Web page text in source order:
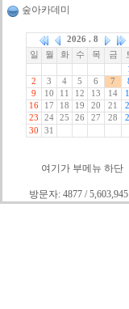
숲아카데미
여기가 부메뉴 하단
방문자: 4877 / 5,603,945